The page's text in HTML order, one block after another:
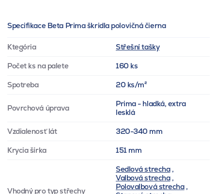
Specifikace Beta Prima škridla polovičná čierna
Ktegória Střešní tašky
Počet ks na palete 160 ks
Spotreba 20 ks/m²
Povrchová úprava
Prima - hladká, extra
lesklá
Vzdialenosť lát 320-340 mm
Krycia šírka 151 mm
Vhodný pro typ střechy
Sedlová strecha,
Valbová strecha,
Polovalbová strecha,